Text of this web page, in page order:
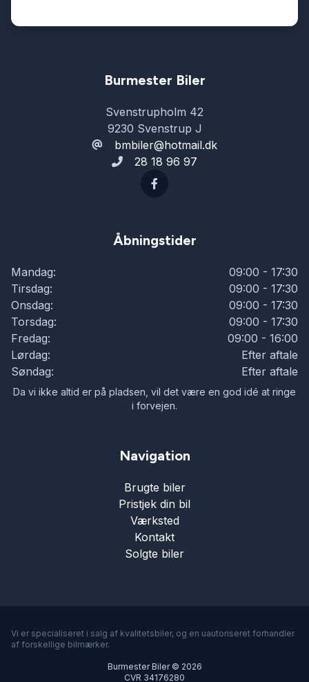
Burmester Biler
Svenstrupholm 42
9230 Svenstrup J
bmbiler@hotmail.dk
28 18 96 97
Åbningstider
Mandag:
09:00 - 17:30
Tirsdag:
09:00 - 17:30
Onsdag:
09:00 - 17:30
Torsdag:
09:00 - 17:30
Fredag:
09:00 - 16:00
Lørdag:
Efter aftale
Søndag:
Efter aftale
Da vi ikke altid er på pladsen, vil det være en god idé at ringe
i forvejen.
Navigation
Brugte biler
Pristjek din bil
Værksted
Kontakt
Solgte biler
Vi er specialiseret i salg af kvalitetsbiler, og en uautoriseret forhandler
af forskellige bilmærker.
Burmester Biler © 2026
CVR 34176280